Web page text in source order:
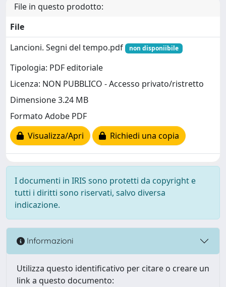
File in questo prodotto:
File
Lancioni. Segni del tempo.pdf
non disponiibile
Tipologia: PDF editoriale
Licenza: NON PUBBLICO - Accesso privato/ristretto
Dimensione 3.24 MB
Formato Adobe PDF
Visualizza/Apri
Richiedi una copia
I documenti in IRIS sono protetti da copyright e
tutti i diritti sono riservati, salvo diversa
indicazione.
Informazioni
Utilizza questo identificativo per citare o creare un
link a questo documento: